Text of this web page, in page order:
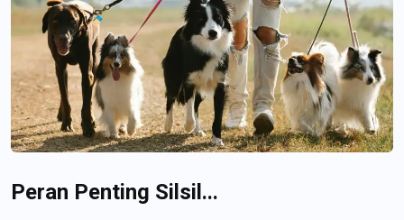
Peran Penting Silsil...